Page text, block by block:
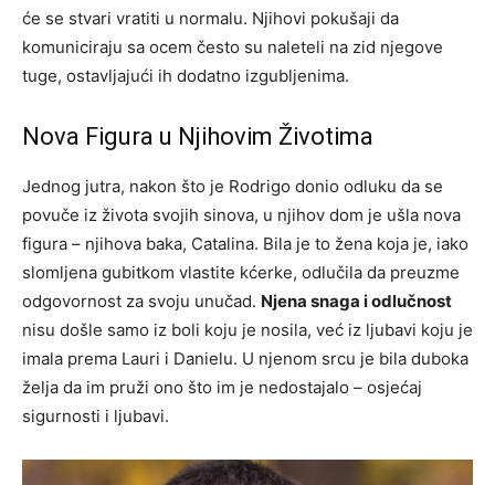
će se stvari vratiti u normalu. Njihovi pokušaji da
komuniciraju sa ocem često su naleteli na zid njegove
tuge, ostavljajući ih dodatno izgubljenima.
Nova Figura u Njihovim Životima
Jednog jutra, nakon što je Rodrigo donio odluku da se
povuče iz života svojih sinova, u njihov dom je ušla nova
figura – njihova baka, Catalina. Bila je to žena koja je, iako
slomljena gubitkom vlastite kćerke, odlučila da preuzme
odgovornost za svoju unučad. Njena snaga i odlučnost
nisu došle samo iz boli koju je nosila, već iz ljubavi koju je
imala prema Lauri i Danielu. U njenom srcu je bila duboka
želja da im pruži ono što im je nedostajalo – osjećaj
sigurnosti i ljubavi.